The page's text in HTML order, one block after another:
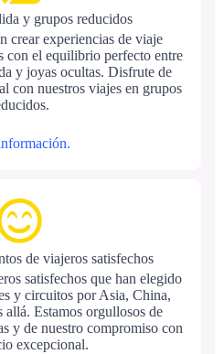
y grupos reducidos
crear experiencias de viaje
con el equilibrio perfecto entre
y joyas ocultas. Disfrute de
con nuestros viajes en grupos
de viajeros satisfechos
satisfechos que han elegido
y circuitos por Asia, China,
allá. Estamos orgullosos de
y de nuestro compromiso con
excepcional.